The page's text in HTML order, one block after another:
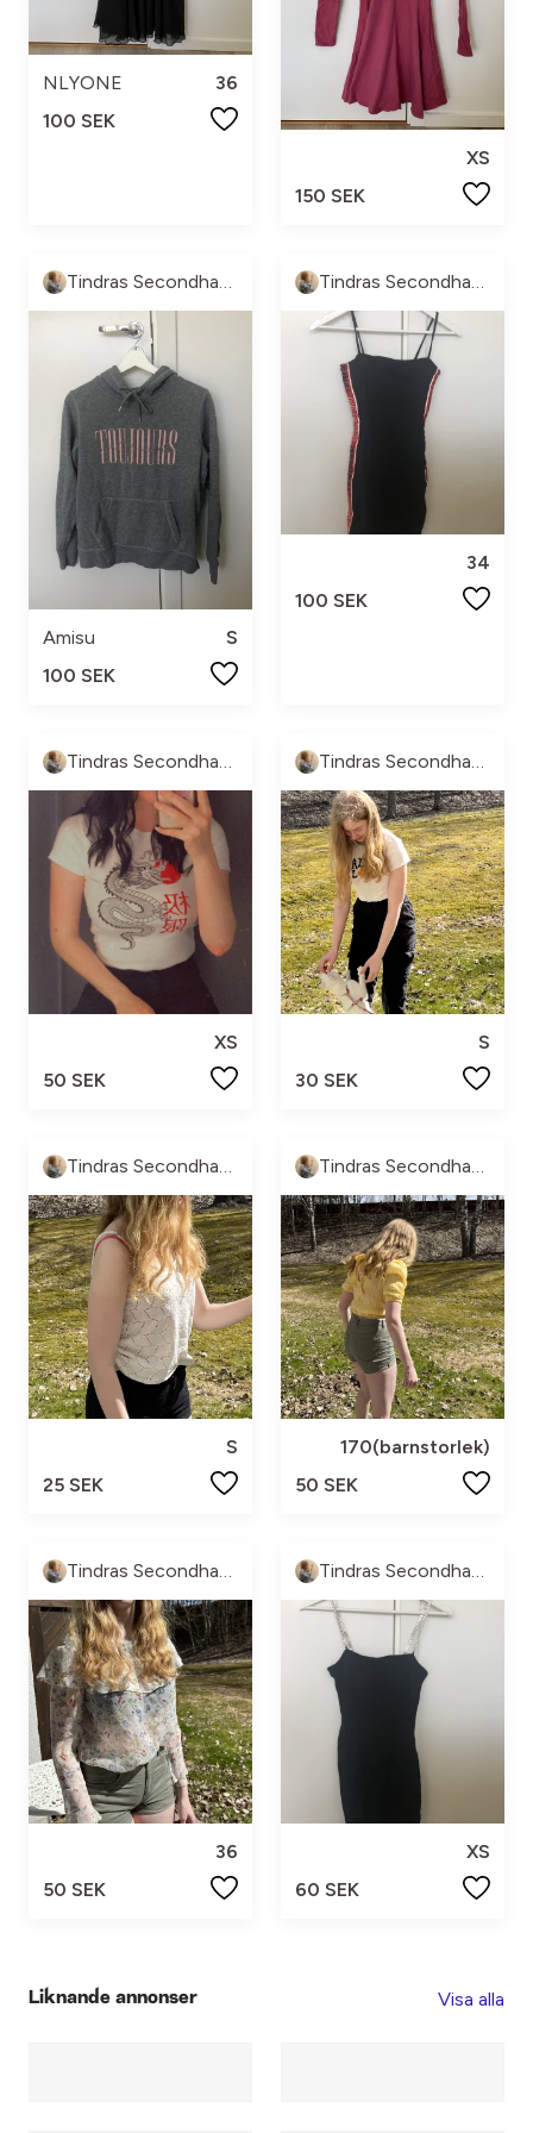
NLYONE
36
100 SEK
XS
150 SEK
Tindras Secondhand
Amisu
S
100 SEK
Tindras Secondhand
34
100 SEK
XS
50 SEK
S
30 SEK
S
25 SEK
170(barnstorlek)
50 SEK
36
50 SEK
XS
60 SEK
Liknande annonser Visa alla